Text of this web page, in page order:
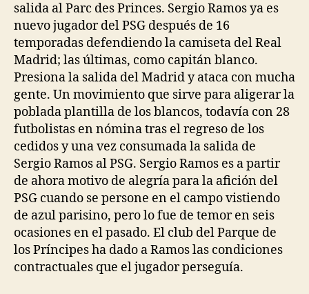
salida al Parc des Princes. Sergio Ramos ya es
nuevo jugador del PSG después de 16
temporadas defendiendo la camiseta del Real
Madrid; las últimas, como capitán blanco.
Presiona la salida del Madrid y ataca con mucha
gente. Un movimiento que sirve para aligerar la
poblada plantilla de los blancos, todavía con 28
futbolistas en nómina tras el regreso de los
cedidos y una vez consumada la salida de
Sergio Ramos al PSG. Sergio Ramos es a partir
de ahora motivo de alegría para la afición del
PSG cuando se persone en el campo vistiendo
de azul parisino, pero lo fue de temor en seis
ocasiones en el pasado. El club del Parque de
los Príncipes ha dado a Ramos las condiciones
contractuales que el jugador perseguía.